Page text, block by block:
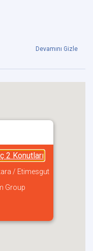
Devamını Gizle
2 Konutları
/ Etimesgut
Group